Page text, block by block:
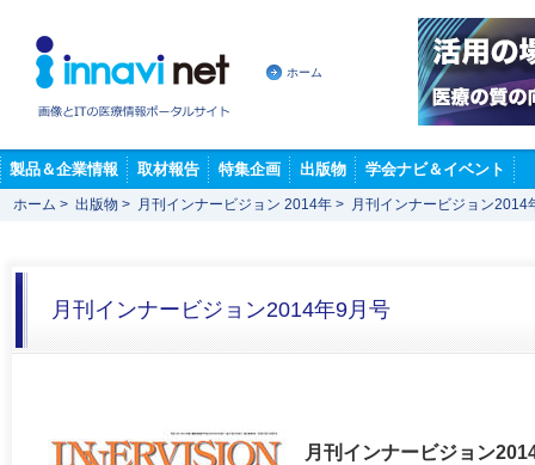
ホーム
製品＆企業情報 取材報告 特集企画 出版物 学会ナビ＆イベント
ホーム > 出版物 > 月刊インナービジョン 2014年 > 月刊インナービジョン2014
月刊インナービジョン2014年9月号
月刊インナービジョン